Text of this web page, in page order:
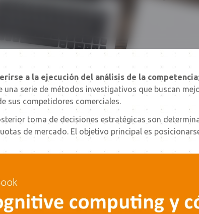
a la ejecución del análisis de la
una serie de métodos investigativos que buscan
sus competidores comerciales.
toma de decisiones estratégicas son
de mercado. El objetivo principal es